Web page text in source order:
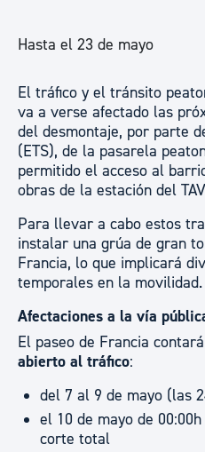
Hasta el 23 de mayo
El tráfico y el tránsito
va a verse afectado las
del desmontaje, por parte
(ETS), de la pasarela
permitido el acceso al
obras de la estación del
Para llevar a cabo estos
instalar una grúa de gran
Francia, lo que implicará
temporales en la movilidad.
Afectaciones a la vía
El paseo de Francia
abierto al tráfico:
del 7 al 9 de mayo (las
el 10 de mayo de
corte total